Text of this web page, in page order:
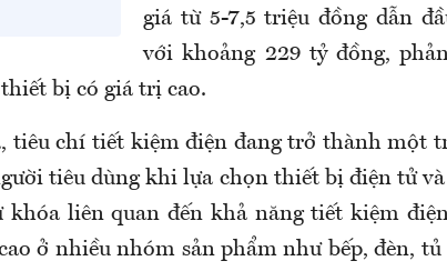
giá từ 5-7,5 triệu đồng dẫn
với khoảng 229 tỷ đồng,
bị có giá trị cao.
tiêu chí tiết kiệm điện đang trở thành một
tiêu dùng khi lựa chọn thiết bị điện tử
khóa liên quan đến khả năng tiết kiệm
ở nhiều nhóm sản phẩm như bếp, đèn,